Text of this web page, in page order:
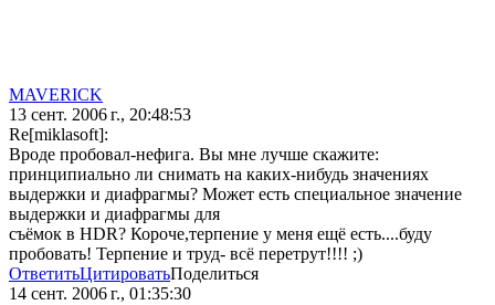
MAVERICK
13 сент. 2006 г., 20:48:53
Re[miklasoft]:
Вроде пробовал-нефига. Вы мне лучше скажите:
принципиально ли снимать на каких-нибудь значениях
выдержки и диафрагмы? Может есть специальное значение
выдержки и диафрагмы для
съёмок в HDR? Короче,терпение у меня ещё есть....буду
пробовать! Терпение и труд- всё перетрут!!!! ;)
ОтветитьЦитироватьПоделиться
14 сент. 2006 г., 01:35:30